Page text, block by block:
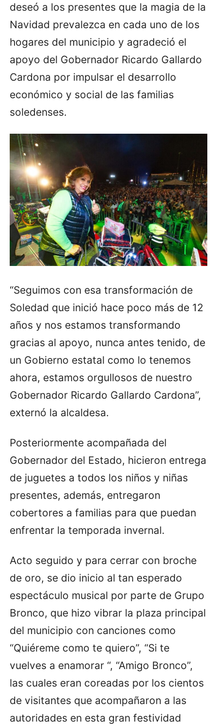
deseó a los presentes que la magia de la
Navidad prevalezca en cada uno de los
hogares del municipio y agradeció el
apoyo del Gobernador Ricardo Gallardo
Cardona por impulsar el desarrollo
económico y social de las familias
soledenses.
“Seguimos con esa transformación de
Soledad que inició hace poco más de 12
años y nos estamos transformando
gracias al apoyo, nunca antes tenido, de
un Gobierno estatal como lo tenemos
ahora, estamos orgullosos de nuestro
Gobernador Ricardo Gallardo Cardona”,
externó la alcaldesa.
Posteriormente acompañada del
Gobernador del Estado, hicieron entrega
de juguetes a todos los niños y niñas
presentes, además, entregaron
cobertores a familias para que puedan
enfrentar la temporada invernal.
Acto seguido y para cerrar con broche
de oro, se dio inicio al tan esperado
espectáculo musical por parte de Grupo
Bronco, que hizo vibrar la plaza principal
del municipio con canciones como
“Quiéreme como te quiero”, “Si te
vuelves a enamorar “, “Amigo Bronco”,
las cuales eran coreadas por los cientos
de visitantes que acompañaron a las
autoridades en esta gran festividad